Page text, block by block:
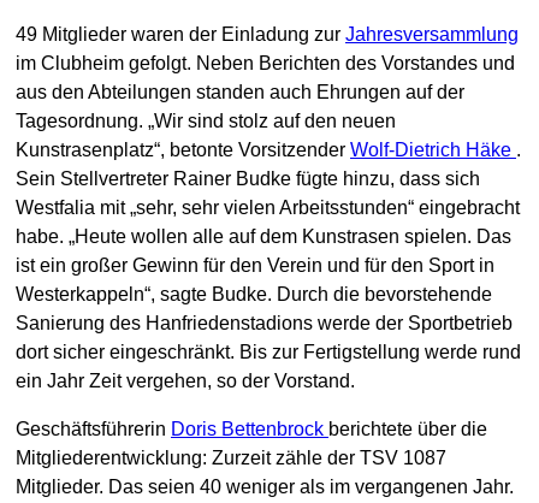
49 Mitglieder waren der Einladung zur Jahresversammlung
im Clubheim gefolgt. Neben Berichten des Vorstandes und
aus den Abteilungen standen auch Ehrungen auf der
Tagesordnung. „Wir sind stolz auf den neuen
Kunstrasenplatz“, betonte Vorsitzender Wolf-Dietrich Häke .
Sein Stellvertreter Rainer Budke fügte hinzu, dass sich
Westfalia mit „sehr, sehr vielen Arbeitsstunden“ eingebracht
habe. „Heute wollen alle auf dem Kunstrasen spielen. Das
ist ein großer Gewinn für den Verein und für den Sport in
Westerkappeln“, sagte Budke. Durch die bevorstehende
Sanierung des Hanfriedenstadions werde der Sportbetrieb
dort sicher eingeschränkt. Bis zur Fertigstellung werde rund
ein Jahr Zeit vergehen, so der Vorstand.
Geschäftsführerin Doris Bettenbrock berichtete über die
Mitgliederentwicklung: Zurzeit zähle der TSV 1087
Mitglieder. Das seien 40 weniger als im vergangenen Jahr.